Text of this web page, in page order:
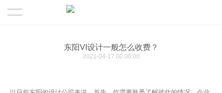
东阳VI设计一般怎么收费？
2021-04-17 00:00:00
关于